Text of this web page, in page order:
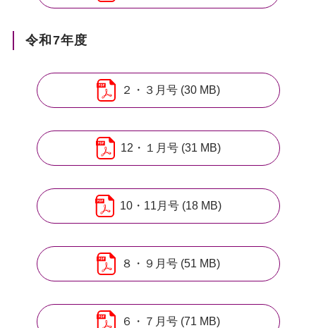
令和7年度
２・３月号 (30 MB)
12・１月号 (31 MB)
10・11月号 (18 MB)
８・９月号 (51 MB)
６・７月号 (71 MB)